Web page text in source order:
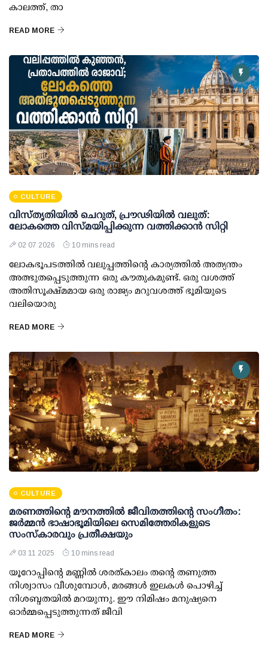
കാലത്ത്, താ
READ MORE
CULTURE
വിസ്തൃതിയിൽ ചെറുത്, പ്രൗഢിയിൽ വലുത്:
ലോകത്തെ വിസ്മയിപ്പിക്കുന്ന വത്തിക്കാൻ സിറ്റി
02 07 2026 10 mins read
ലോകഭൂപടത്തിൽ വലുപ്പത്തിന്റെ കാര്യത്തിൽ അത്യന്തം
അത്ഭുതപ്പെടുത്തുന്ന ഒരു കൗതുകമുണ്ട്. ഒരു വശത്ത്
അതിസൂക്ഷ്മമായ ഒരു രാജ്യം മറുവശത്ത് ഭൂമിയുടെ
വലിയൊരു
READ MORE
CULTURE
മരണത്തിന്റെ മൗനത്തിൽ ജീവിതത്തിന്റെ സംഗീതം:
ജർമ്മൻ ഭാഷാഭൂമിയിലെ സെമിത്തേരികളുടെ
സംസ്കാരവും പ്രതീക്ഷയും
03 11 2025 10 mins read
യൂറോപ്പിന്റെ മണ്ണിൽ ശരത്കാലം തന്റെ തണുത്ത
നിശ്വാസം വീശുമ്പോൾ, മരങ്ങൾ ഇലകൾ പൊഴിച്ച്
നിശബ്ദതയിൽ മറയുന്നു. ഈ നിമിഷം മനുഷ്യനെ
ഓർമ്മപ്പെടുത്തുന്നത് ജീവി
READ MORE